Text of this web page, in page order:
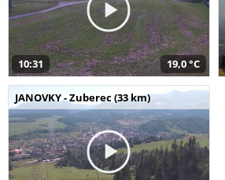
10:31 19,0 °C
JANOVKY - Zuberec (33 km)